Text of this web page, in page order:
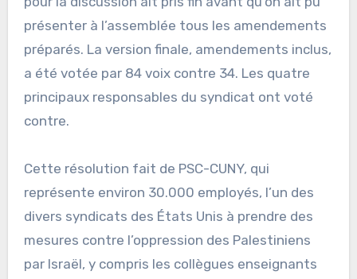
présenter à l’assemblée tous les amendements
préparés. La version finale, amendements inclus,
a été votée par 84 voix contre 34. Les quatre
principaux responsables du syndicat ont voté
contre.
Cette résolution fait de PSC-CUNY, qui
représente environ 30.000 employés, l’un des
divers syndicats des États Unis à prendre des
mesures contre l’oppression des Palestiniens
par Israël, y compris les collègues enseignants